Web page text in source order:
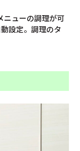
ニューの調理が可
設定。調理のタ